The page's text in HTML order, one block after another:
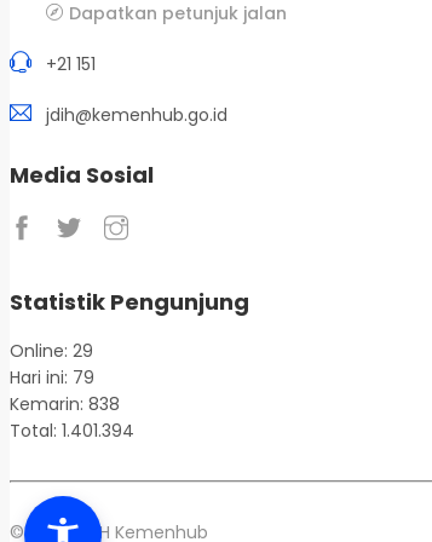
Dapatkan petunjuk jalan
+21 151
jdih@kemenhub.go.id
Media Sosial
Statistik Pengunjung
Online: 29
Hari ini: 79
Kemarin: 838
Total: 1.401.394
© 2026 JDIH Kemenhub